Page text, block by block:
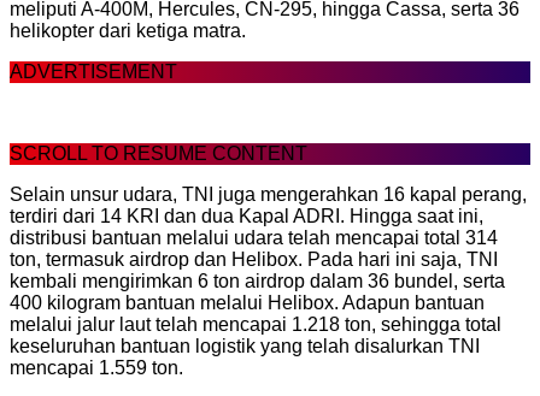
meliputi A-400M, Hercules, CN-295, hingga Cassa, serta 36
helikopter dari ketiga matra.
ADVERTISEMENT
SCROLL TO RESUME CONTENT
Selain unsur udara, TNI juga mengerahkan 16 kapal perang,
terdiri dari 14 KRI dan dua Kapal ADRI. Hingga saat ini,
distribusi bantuan melalui udara telah mencapai total 314
ton, termasuk airdrop dan Helibox. Pada hari ini saja, TNI
kembali mengirimkan 6 ton airdrop dalam 36 bundel, serta
400 kilogram bantuan melalui Helibox. Adapun bantuan
melalui jalur laut telah mencapai 1.218 ton, sehingga total
keseluruhan bantuan logistik yang telah disalurkan TNI
mencapai 1.559 ton.